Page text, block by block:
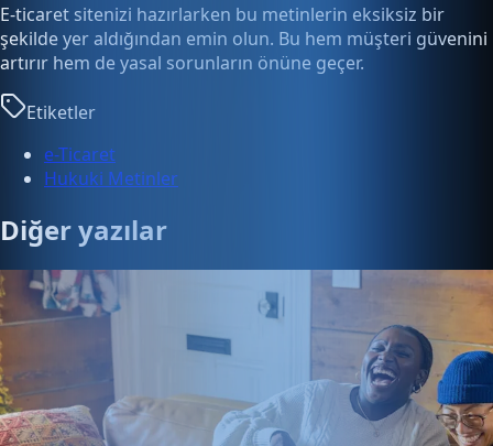
E-ticaret sitenizi hazırlarken bu metinlerin eksiksiz bir
şekilde yer aldığından emin olun. Bu hem müşteri güvenini
artırır hem de yasal sorunların önüne geçer.
Etiketler
e-Ticaret
Hukuki Metinler
Diğer yazılar